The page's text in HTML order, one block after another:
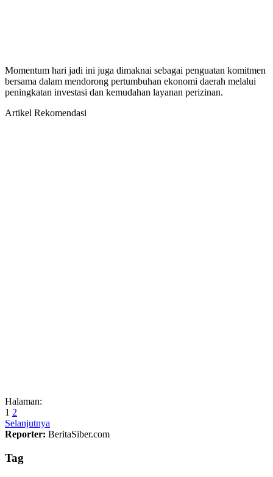
Momentum hari jadi ini juga dimaknai sebagai penguatan komitmen
bersama dalam mendorong pertumbuhan ekonomi daerah melalui
peningkatan investasi dan kemudahan layanan perizinan.
Artikel Rekomendasi
Halaman:
1 2
Selanjutnya
Reporter: BeritaSiber.com
Tag